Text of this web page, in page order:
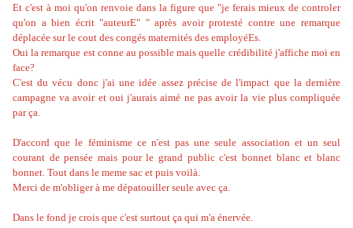
Et c'est à moi qu'on renvoie dans la figure que "je ferais mieux de controler
qu'on a bien écrit "auteurE" " après avoir protesté contre une remarque
déplacée sur le cout des congés maternités des employéEs.
Oui la remarque est conne au possible mais quelle crédibilité j'affiche moi en
face?
C'est du vécu donc j'ai une idée assez précise de l'impact que la dernière
campagne va avoir et oui j'aurais aimé ne pas avoir la vie plus compliquée
par ça.
D'accord que le féminisme ce n'est pas une seule association et un seul
courant de pensée mais pour le grand public c'est bonnet blanc et blanc
bonnet. Tout dans le meme sac et puis voilà.
Merci de m'obliger à me dépatouiller seule avec ça.
Dans le fond je crois que c'est surtout ça qui m'a énervée.